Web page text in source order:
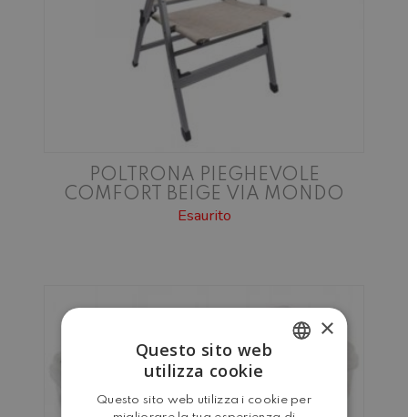
POLTRONA PIEGHEVOLE
COMFORT BEIGE VIA MONDO
Esaurito
ENGLISH
×
Questo sito web
utilizza cookie
Questo sito web utilizza i cookie per